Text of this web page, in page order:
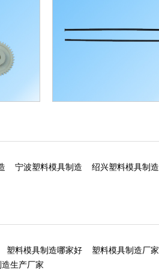
宁波塑料模具制造 绍兴塑料模具制造
塑料模具制造哪家好 塑料模具制造厂家
生产厂家